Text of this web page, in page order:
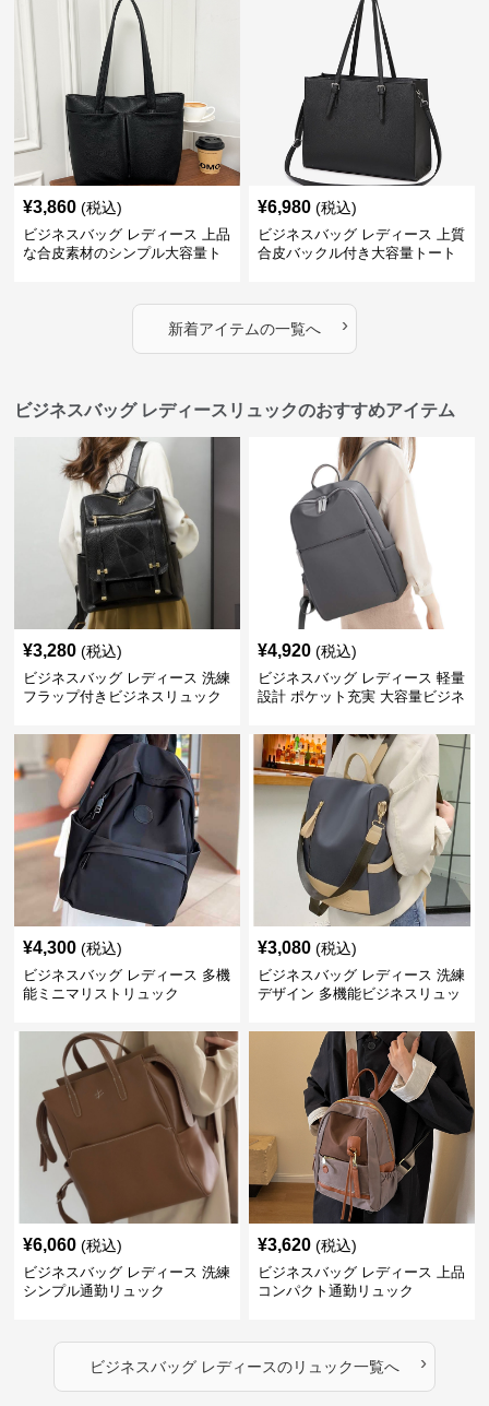
¥3,860 (税込)
ビジネスバッグ レディース 上品
な合皮素材のシンプル大容量ト
¥6,980 (税込)
ビジネスバッグ レディース 上質
合皮バックル付き大容量トート
新着アイテムの一覧へ ›
ビジネスバッグ レディースリュックのおすすめアイテム
¥3,280 (税込)
ビジネスバッグ レディース 洗練
フラップ付きビジネスリュック
¥4,920 (税込)
ビジネスバッグ レディース 軽量
設計 ポケット充実 大容量ビジネ
¥4,300 (税込)
ビジネスバッグ レディース 多機
能ミニマリストリュック
¥3,080 (税込)
ビジネスバッグ レディース 洗練
デザイン 多機能ビジネスリュッ
¥6,060 (税込)
ビジネスバッグ レディース 洗練
シンプル通勤リュック
¥3,620 (税込)
ビジネスバッグ レディース 上品
コンパクト通勤リュック
ビジネスバッグ レディースのリュック一覧へ ›